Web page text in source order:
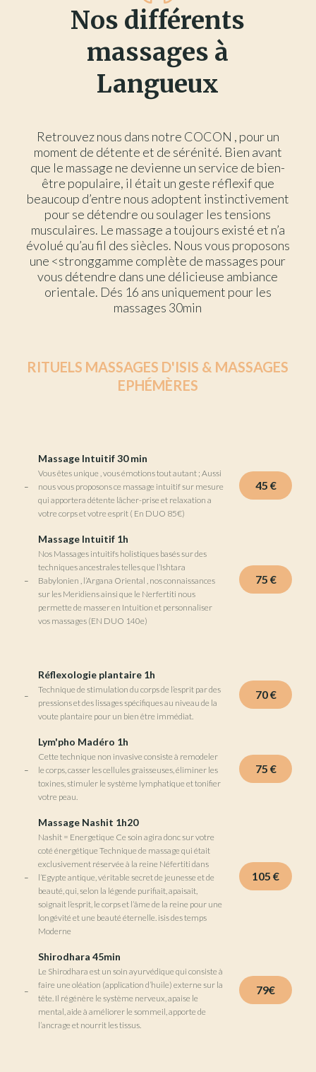
Nos différents
massages à
Langueux
Retrouvez nous dans notre COCON , pour un
moment de détente et de sérénité. Bien avant
que le massage ne devienne un service de bien-
être populaire, il était un geste réflexif que
beaucoup d’entre nous adoptent instinctivement
pour se détendre ou soulager les tensions
musculaires. Le massage a toujours existé et n’a
évolué qu’au fil des siècles. Nous vous proposons
une <stronggamme complète de massages pour
vous détendre dans une délicieuse ambiance
orientale. Dés 16 ans uniquement pour les
massages 30min
RITUELS MASSAGES D'ISIS & MASSAGES
EPHÉMÈRES
Massage Intuitif 30 min
Vous êtes unique , vous émotions tout autant ; Aussi
nous vous proposons ce massage intuitif sur mesure
qui apportera détente lâcher-prise et relaxation a
votre corps et votre esprit ( En DUO 85€)
45 €
Massage Intuitif 1h
Nos Massages intuitifs holistiques basés sur des
techniques ancestrales telles que l’Ishtara
Babylonien , l’Argana Oriental , nos connaissances
sur les Meridiens ainsi que le Nerfertiti nous
permette de masser en Intuition et personnaliser
vos massages (EN DUO 140e)
75 €
Réflexologie plantaire 1h
Technique de stimulation du corps de l’esprit par des
pressions et des lissages spécifiques au niveau de la
voute plantaire pour un bien être immédiat.
70 €
Lym'pho Madéro 1h
Cette technique non invasive consiste à remodeler
le corps, casser les cellules graisseuses, éliminer les
toxines, stimuler le système lymphatique et tonifier
votre peau.
75 €
Massage Nashit 1h20
Nashit = Energetique Ce soin agira donc sur votre
coté énergétique Technique de massage qui était
exclusivement réservée à la reine Néfertiti dans
l’Egypte antique, véritable secret de jeunesse et de
beauté, qui, selon la légende purifiait, apaisait,
soignait l’esprit, le corps et l’âme de la reine pour une
longévité et une beauté éternelle. isis des temps
Moderne
105 €
Shirodhara 45min
Le Shirodhara est un soin ayurvédique qui consiste à
faire une oléation (application d’huile) externe sur la
tête. Il régénère le système nerveux, apaise le
mental, aide à améliorer le sommeil, apporte de
l’ancrage et nourrit les tissus.
79€